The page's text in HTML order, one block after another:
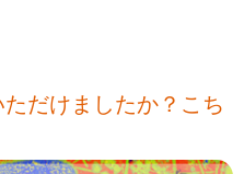
だけましたか？こち